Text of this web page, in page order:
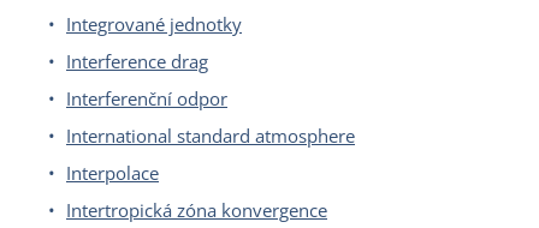
Integrované jednotky
Interference drag
Interferenční odpor
International standard atmosphere
Interpolace
Intertropická zóna konvergence